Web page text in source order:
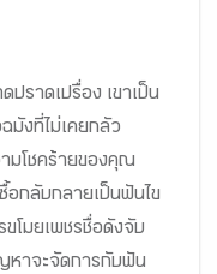
ราดเปรื่อง เขาเป็น
มังที่ไม่เคยกลัว
มโชคร้ายของคุณ
อกลับกลายเป็นฟันไข
โมยเพชรชื่อดังจับ
หาจะจัดการกับฟัน